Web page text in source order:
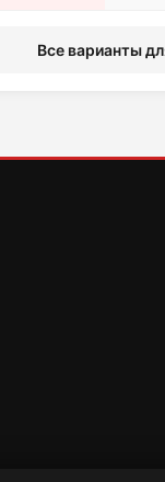
Все варианты